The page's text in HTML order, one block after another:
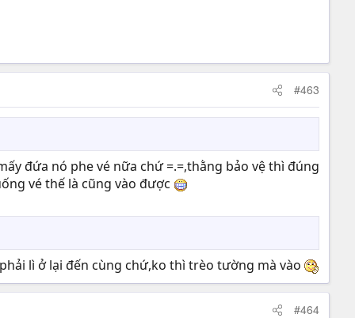
#463
đứa nó phe vé nữa chứ =.=,thằng bảo vệ thì đúng
vé thế là cũng vào được
lì ở lại đến cùng chứ,ko thì trèo tường mà vào
#464